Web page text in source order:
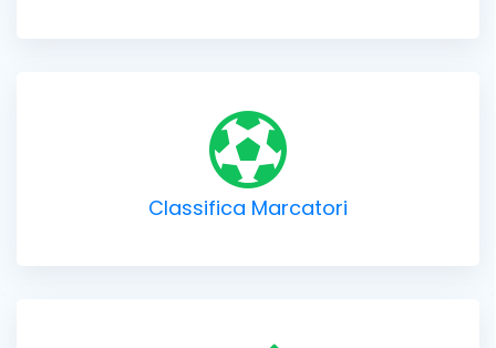
Classifica Marcatori